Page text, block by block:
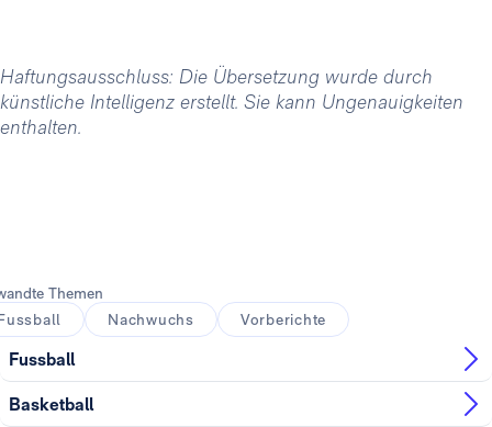
Haftungsausschluss: Die Übersetzung wurde durch
künstliche Intelligenz erstellt. Sie kann Ungenauigkeiten
enthalten.
Themen
Nachwuchs Vorberichte
Fussball
Basketball